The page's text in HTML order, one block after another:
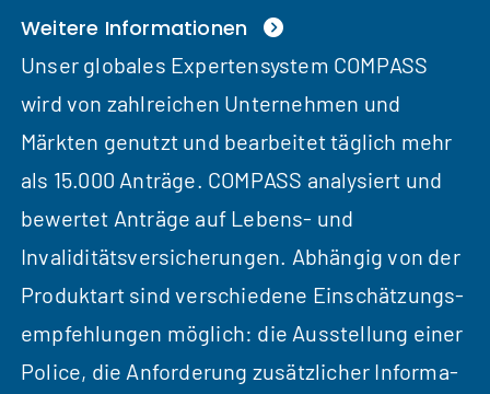
Weitere Informationen
Unser globales Expertensystem COMPASS
wird von zahlreichen Unternehmen und
Märkten genutzt und bearbeitet täglich mehr
als 15.000 Anträge. COMPASS analysiert und
bewertet Anträge auf Lebens- und
Invaliditäts­versicherungen. Abhängig von der
Produktart sind verschiedene Einschätzungs­
empfehlungen möglich: die Ausstellung einer
Police, die Anforderung zusätzlicher Infor­ma­